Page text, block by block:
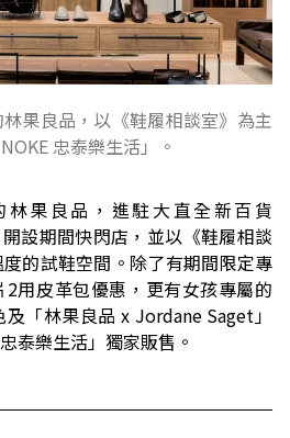
果良品，以《鞋履相談室》為主
忠泰樂生活」。
果良品，進駐大直全新百貨
開設期間快閃店，並以《鞋履相談
的試鞋空間。除了有期間限定專
用皮革包優惠，更有女孩專屬的
「林果良品 x Jordane Saget」
泰樂生活」獨家販售。